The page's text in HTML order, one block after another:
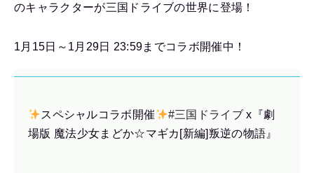
のキャラクターが三国ドライブの世界に登場！
1月15日～1月29日 23:59までコラボ開催中！
スペシャルコラボ開催 #三国ドライブx『劇
場版 魔法少女まどか☆マギカ[新編]叛逆の物語』